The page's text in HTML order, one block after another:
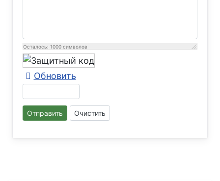
Осталось: 1000 символов
Обновить
Отправить Очистить